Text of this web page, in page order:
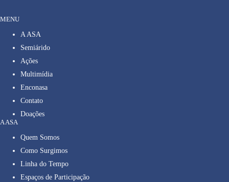
MENU
A ASA
Semiárido
Ações
Multimídia
Enconasa
Contato
Doações
A ASA
Quem Somos
Como Surgimos
Linha do Tempo
Espaços de Participação